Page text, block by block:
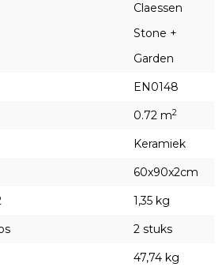
Claessen
Stone +
Garden
EN0148
0.72 m2
Keramiek
60x90x2cm
1,35 kg
2 stuks
47,74 kg